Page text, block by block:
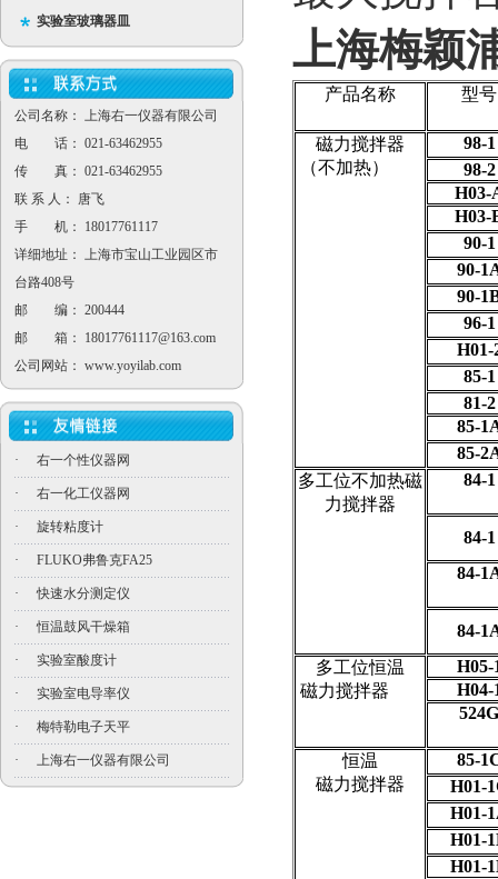
实验室玻璃器皿
公司名称： 上海右一仪器有限公司
电 话： 021-63462955
传 真： 021-63462955
联 系 人： 唐飞
手 机： 18017761117
详细地址： 上海市宝山工业园区市
台路408号
邮 编： 200444
邮 箱：
18017761117@163.com
公司网站： www.yoyilab.com
· 右一个性仪器网
· 右一化工仪器网
· 旋转粘度计
· FLUKO弗鲁克FA25
· 快速水分测定仪
· 恒温鼓风干燥箱
· 实验室酸度计
· 实验室电导率仪
· 梅特勒电子天平
· 上海右一仪器有限公司
上海梅颖
产品名称 型号
磁力搅拌器
（不加热）
98-1
98-2
H03-
H03-
90-1
90-
90-
96-1
H01-
85-1
81-2
85-
85-
多工位不加热磁
力搅拌器
84-1
84-1
84-
84-
多工位恒温
磁力搅拌器
H05-
H04-
524G
恒温
磁力搅拌器
85-
H01-
H01-
H01-
H01-